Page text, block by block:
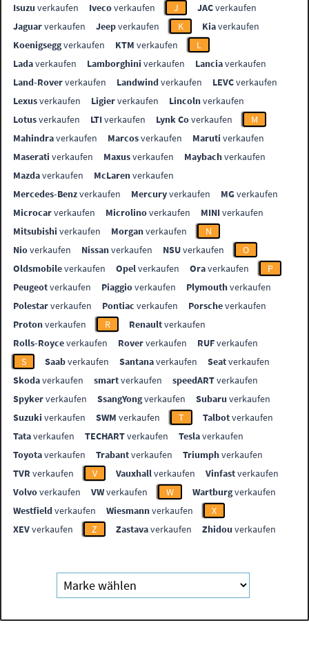
Isuzu verkaufen Ivecoverkaufen J JACverkaufen
Jaguarverkaufen Jeepverkaufen K Kiaverkaufen
Koenigseggverkaufen KTM verkaufen
L
Ladaverkaufen Lamborghini verkaufen Lanciaverkaufen
Land-Roververkaufen Landwindverkaufen LEVCverkaufen
Lexusverkaufen Ligierverkaufen Lincolnverkaufen
Lotusverkaufen LTIverkaufen Lynk Coverkaufen
M
Mahindraverkaufen Marcosverkaufen Maruti verkaufen
Maserati verkaufen Maxusverkaufen Maybachverkaufen
Mazdaverkaufen McLarenverkaufen
Mercedes-Benzverkaufen Mercuryverkaufen MGverkaufen
Microcarverkaufen Microlinoverkaufen MINIverkaufen
Mitsubishi verkaufen Morganverkaufen
N
Nioverkaufen Nissanverkaufen NSUverkaufen
O
Oldsmobileverkaufen Opelverkaufen Oraverkaufen
P
Peugeotverkaufen Piaggioverkaufen Plymouthverkaufen
Polestarverkaufen Pontiac verkaufen Porscheverkaufen
Protonverkaufen R Renaultverkaufen
Rolls-Royceverkaufen Roververkaufen RUFverkaufen
S
Saabverkaufen Santanaverkaufen Seatverkaufen
Skodaverkaufen smartverkaufen speedARTverkaufen
Spykerverkaufen SsangYongverkaufen Subaru verkaufen
Suzuki verkaufen SWM verkaufen T Talbotverkaufen
Tataverkaufen TECHARTverkaufen Teslaverkaufen
Toyotaverkaufen Trabantverkaufen Triumphverkaufen
TVR verkaufen V Vauxhallverkaufen Vinfastverkaufen
Volvoverkaufen VWverkaufen W Wartburgverkaufen
Westfieldverkaufen Wiesmannverkaufen
X
XEVverkaufen Z Zastavaverkaufen Zhidou verkaufen